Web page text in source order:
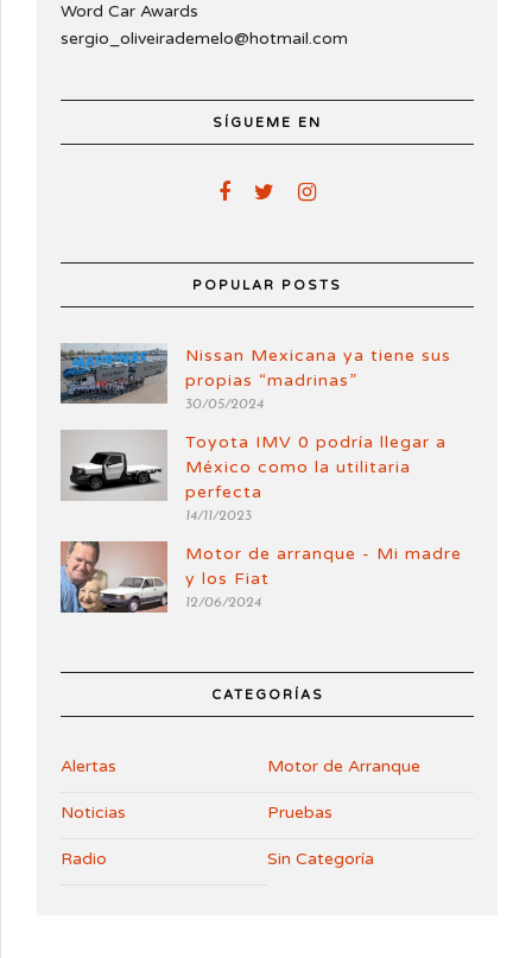
Word Car Awards
sergio_oliveirademelo@hotmail.com
SÍGUEME EN
POPULAR POSTS
Nissan Mexicana ya tiene sus
propias “madrinas”
30/05/2024
Toyota IMV 0 podría llegar a
México como la utilitaria
perfecta
14/11/2023
Motor de arranque - Mi madre
y los Fiat
12/06/2024
CATEGORÍAS
Alertas Motor de Arranque
Noticias Pruebas
Radio Sin Categoría